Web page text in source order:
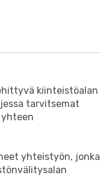
kiinteistöalan
tarvitsemat
yhteistyön, jonka